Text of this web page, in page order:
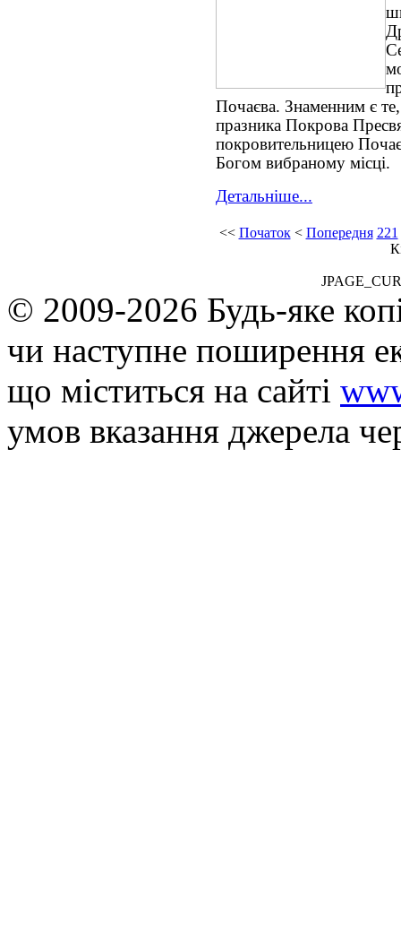
Почаєва. Знаменним є
празника Покрова
покровительницею
Богом вибраному місці.
Детальніше...
<< Початок< Попередня 221
© 2009-2026 Будь-яке
чи наступне поширення
що мiститься на сайті
умов вказання джерела